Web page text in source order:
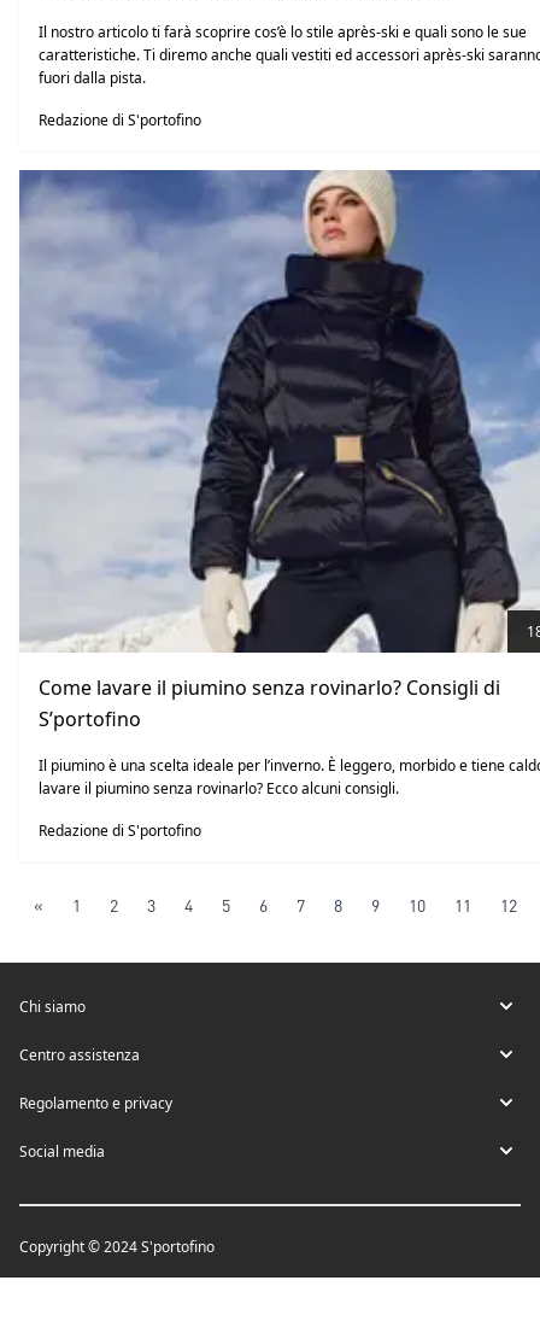
Il nostro articolo ti farà scoprire cos’è lo stile après-ski e quali sono le sue
caratteristiche. Ti diremo anche quali vestiti ed accessori après-ski
fuori dalla pista.
Redazione di S'portofino
Come lavare il piumino senza rovinarlo? Consigli di
S’portofino
Il piumino è una scelta ideale per l’inverno. È leggero, morbido e tiene
lavare il piumino senza rovinarlo? Ecco alcuni consigli.
Redazione di S'portofino
« 1 2 3 4 5 6 7 8 9 10 11 12
Chi siamo
Centro assistenza
Regolamento e privacy
Social media
Copyright © 2024 S'portofino